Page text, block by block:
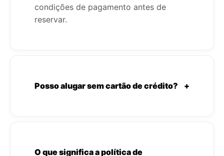
condições de pagamento antes de
reservar.
Posso alugar sem cartão de crédito? +
O que significa a política de